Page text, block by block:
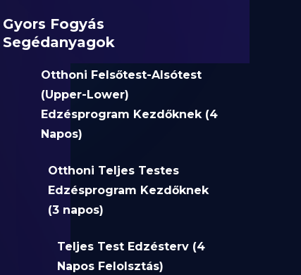
Gyors Fogyás
Segédanyagok
Otthoni Felsőtest-Alsótest
(Upper-Lower)
Edzésprogram Kezdőknek (4
Napos)
Otthoni Teljes Testes
Edzésprogram Kezdőknek
(3 napos)
Teljes Test Edzésterv (4
Napos Felolsztás)